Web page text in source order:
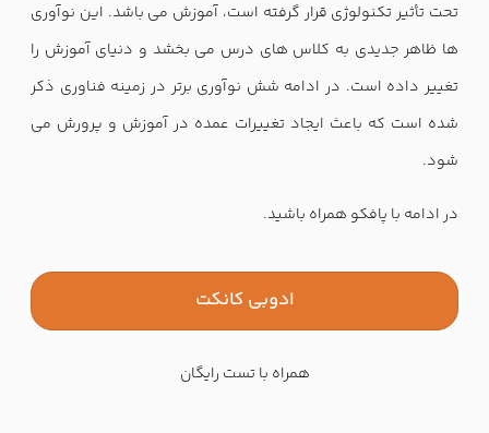
تحت تأثیر تکنولوژی قرار گرفته است، آموزش می باشد. این نوآوری
ها ظاهر جدیدی به کلاس های درس می بخشد و دنیای آموزش را
تغییر داده است. در ادامه شش نوآوری برتر در زمینه فناوری ذکر
شده است که باعث ایجاد تغییرات عمده در آموزش و پرورش می
شود.
در ادامه با پافکو همراه باشید.
ادوبی کانکت
همراه با تست رایگان